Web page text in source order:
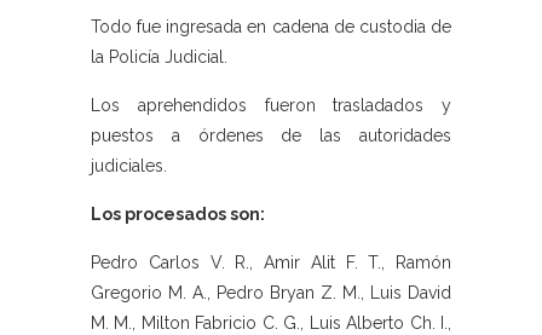
Todo fue ingresada en cadena de custodia de
la Policía Judicial.
Los aprehendidos fueron trasladados y
puestos a órdenes de las autoridades
judiciales.
Los procesados son:
Pedro Carlos V. R., Amir Alit F. T., Ramón
Gregorio M. A., Pedro Bryan Z. M., Luis David
M. M., Milton Fabricio C. G., Luis Alberto Ch. I.,